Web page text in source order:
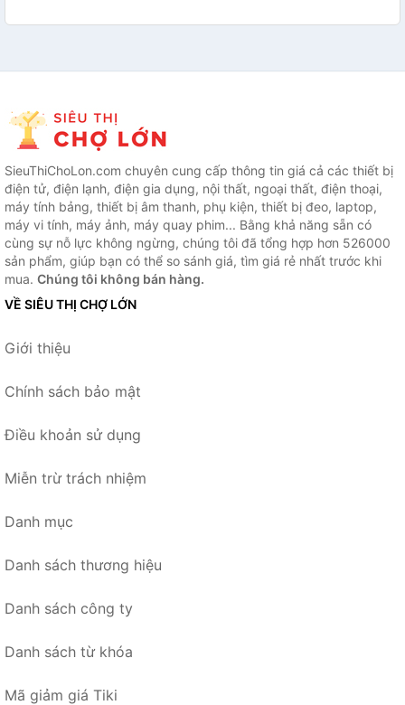
SieuThiChoLon.com chuyên cung cấp thông tin giá cả các thiết bị
điện tử, điện lạnh, điện gia dụng, nội thất, ngoại thất, điện thoại,
máy tính bảng, thiết bị âm thanh, phụ kiện, thiết bị đeo, laptop,
máy vi tính, máy ảnh, máy quay phim... Bằng khả năng sẵn có
cùng sự nỗ lực không ngừng, chúng tôi đã tổng hợp hơn 526000
sản phẩm, giúp bạn có thể so sánh giá, tìm giá rẻ nhất trước khi
mua. Chúng tôi không bán hàng.
VỀ SIÊU THỊ CHỢ LỚN
Giới thiệu
Chính sách bảo mật
Điều khoản sử dụng
Miễn trừ trách nhiệm
Danh mục
Danh sách thương hiệu
Danh sách công ty
Danh sách từ khóa
Mã giảm giá Tiki